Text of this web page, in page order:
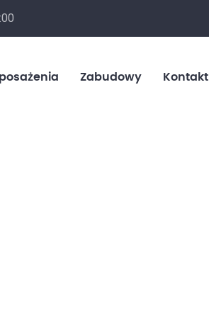
Zabudowy Kontakt